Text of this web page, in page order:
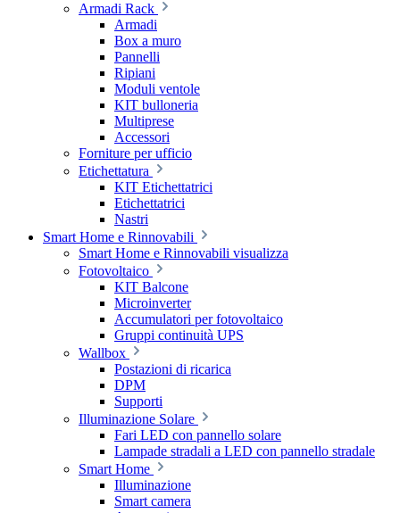
Armadi Rack
Armadi
Box a muro
Pannelli
Ripiani
Moduli ventole
KIT bulloneria
Multiprese
Accessori
Forniture per ufficio
Etichettatura
KIT Etichettatrici
Etichettatrici
Nastri
Smart Home e Rinnovabili
Smart Home e Rinnovabili visualizza
Fotovoltaico
KIT Balcone
Microinverter
Accumulatori per fotovoltaico
Gruppi continuità UPS
Wallbox
Postazioni di ricarica
DPM
Supporti
Illuminazione Solare
Fari LED con pannello solare
Lampade stradali a LED con pannello stradale
Smart Home
Illuminazione
Smart camera